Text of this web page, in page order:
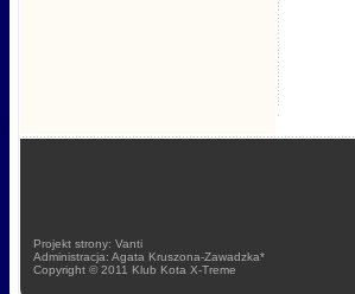
Projekt strony: Vanti
Administracja: Agata Kruszona-Zawadzka*
Copyright © 2011 Klub Kota X-Treme